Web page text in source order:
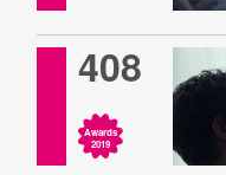
408
Awards
2019